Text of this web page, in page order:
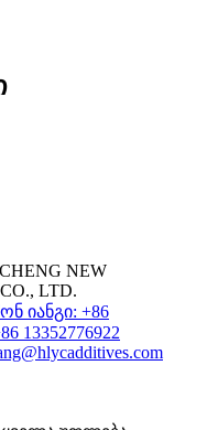
NEW
LTD.
იანგი: +86
13352776922